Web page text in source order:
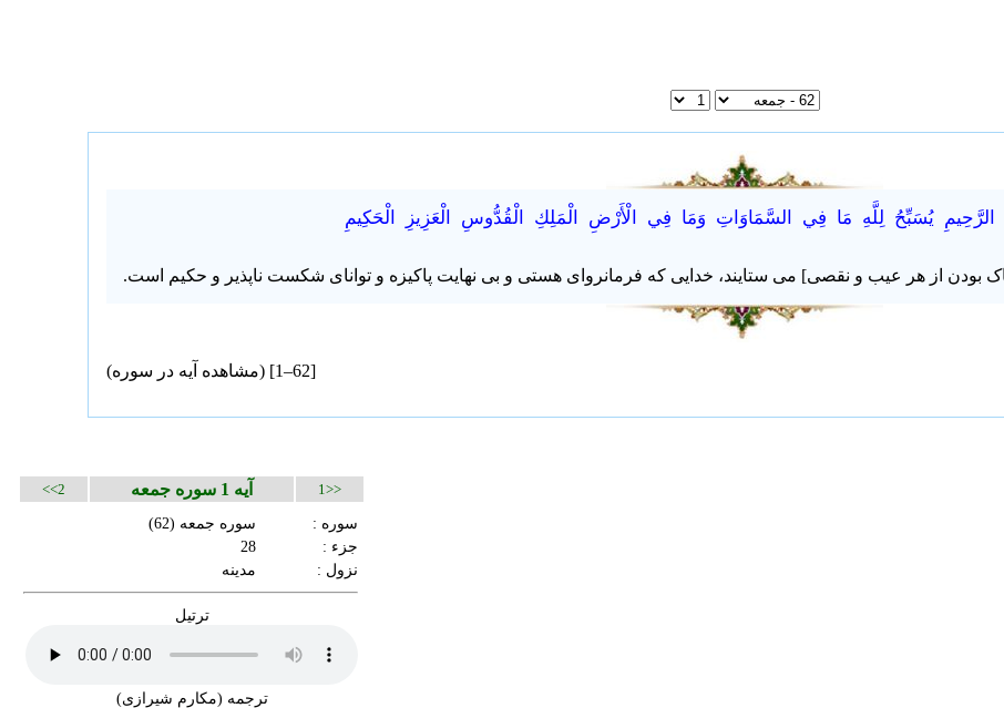
الرَّحِيمِ يُسَبِّحُ لِلَّهِ مَا فِي السَّمَاوَاتِ وَمَا فِي الْأَرْضِ الْمَلِكِ الْقُدُّوسِ الْعَزِيزِ الْحَكِيمِ
بودن از هر عیب و نقصی] می ستایند، خدایی که فرمانروای هستی و بی نهایت پاکیزه و توانای شکست ناپذیر و حکیم است.
[62–1] ( مشاهده آیه در سوره)
<<1 آیه 1 سوره جمعه 2>>
سوره : سوره جمعه (62)
جزء :
28
نزول :
مدینه
ترتیل
ترجمه (مکارم شیرازی)